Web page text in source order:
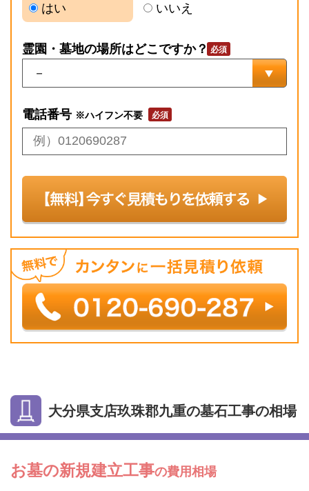
はい
いいえ
霊園・墓地の場所はどこですか？
電話番号 ※ハイフン不要
大分県支店玖珠郡九重の墓石工事の相場
お墓の新規建立工事の費用相場